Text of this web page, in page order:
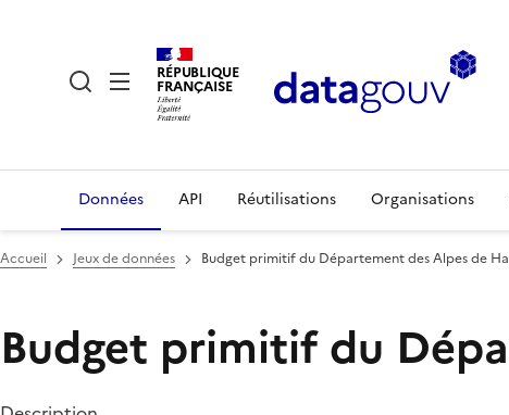
RÉPUBLIQUE
FRANÇAISE
Données API Réutilisations Organisations
Accueil Jeux de données Budget primitif du Département des Alpes de
Budget primitif du